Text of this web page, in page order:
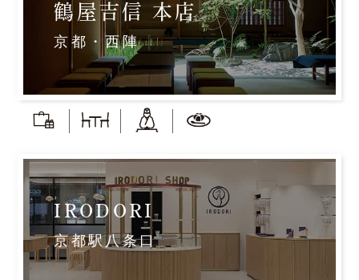
鶴屋吉信 本店
京都・西陣
IRODORI
京都駅八条口